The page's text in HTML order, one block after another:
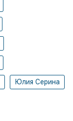
Юлия Серина